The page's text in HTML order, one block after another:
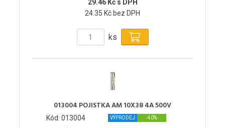
29.46 Kč s DPH
24.35 Kč bez DPH
ks
013004 POJISTKA AM 10X38 4A 500V
Kód: 013004 VÝPRODEJ -40%